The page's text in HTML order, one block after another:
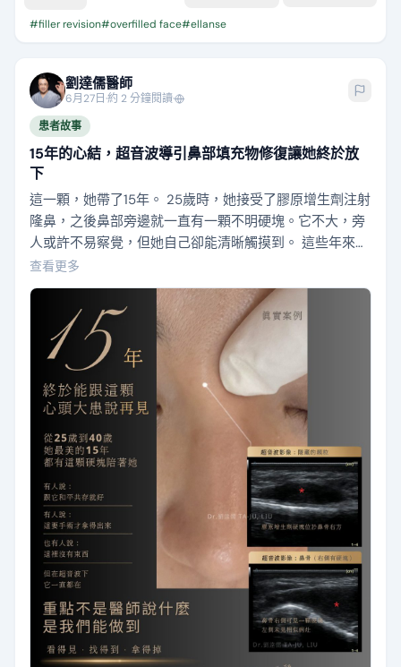
#filler revision#overfilled face#ellanse
劉達儒醫師
6月27日·約 2 分鐘閱讀·
患者故事
15年的心結，超音波導引鼻部填充物修復讓她終於放
下
這一顆，她帶了15年。 25歲時，她接受了膠原增生劑注射
隆鼻，之後鼻部旁邊就一直有一顆不明硬塊。它不大，旁
人或許不易察覺，但她自己卻能清晰觸摸到。 這些年來，
她諮詢過不少醫師。有的建議她與之和平共存，有的則表
示需要手術才能移除，甚至有醫師直接告訴她「這裡根本
沒有東西」。 然而，她確實能摸到，並且這個困擾已伴隨
她15年。從25歲到40歲，一個女性最在意自己外貌的黃金
時期，這顆硬塊始終如影隨形。它不見…
查看更多